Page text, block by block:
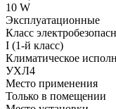
10 W
Эксплуатационные
Класс
I (1-й класс)
Климатическое
УХЛ4
Место применения
Только в помещении